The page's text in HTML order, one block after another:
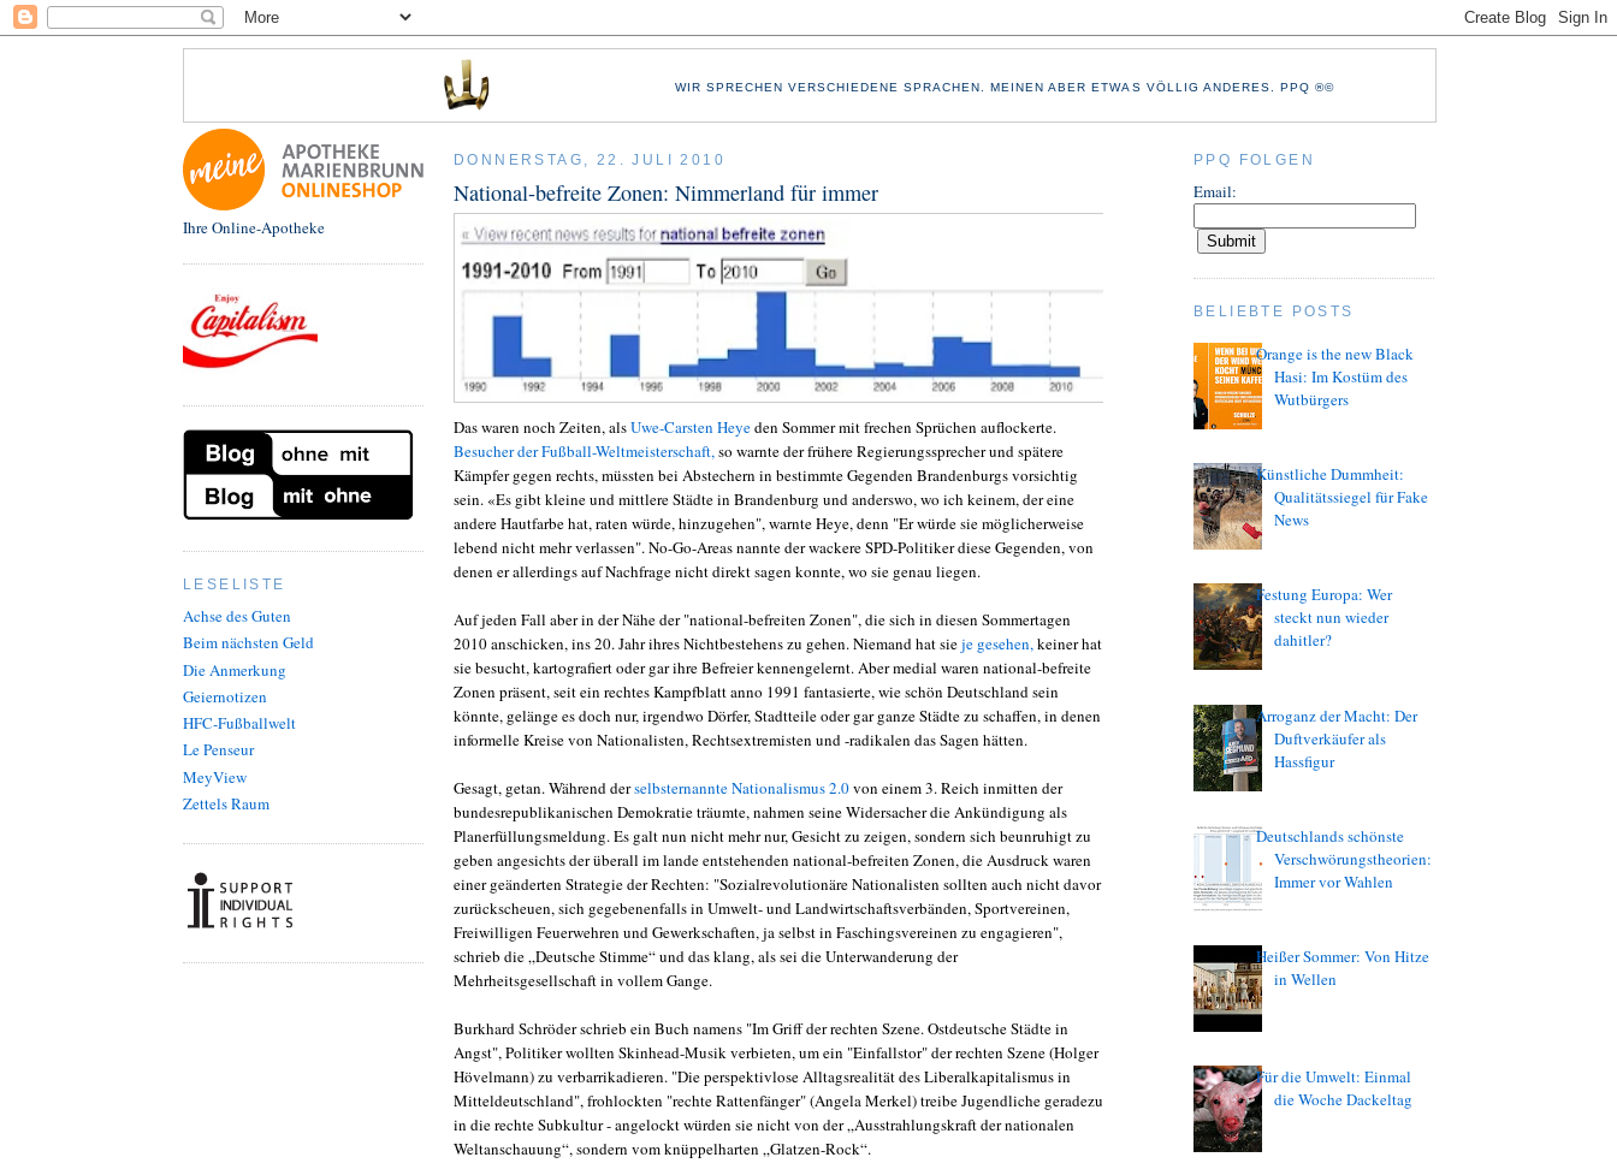
WIR SPRECHEN VERSCHIEDENE SPRACHEN. MEINEN ABER ETWAS VÖLLIG ANDERES. PPQ ®©
Ihre Online-Apotheke
LESELISTE
Achse des Guten
Beim nächsten Geld
Die Anmerkung
Geiernotizen
HFC-Fußballwelt
Le Penseur
MeyView
Zettels Raum
DONNERSTAG, 22. JULI 2010
National-befreite Zonen: Nimmerland für immer
Das waren noch Zeiten, alsUwe-Carsten Heyeden Sommer mit frechen Sprüchen auflockerte.
Besucher der Fußball-Weltmeisterschaft, so warnte der frühere Regierungssprecher und spätere
Kämpfer gegen rechts, müssten bei Abstechern in bestimmte Gegenden Brandenburgs vorsichtig
sein. «Es gibt kleine und mittlere Städte in Brandenburg und anderswo, wo ich keinem, der eine
andere Hautfarbe hat, raten würde, hinzugehen", warnte Heye, denn "Er würde sie möglicherweise
lebend nicht mehr verlassen". No-Go-Areas nannte der wackere SPD-Politiker diese Gegenden, von
denen er allerdings auf Nachfrage nicht direkt sagen konnte, wo sie genau liegen.
Auf jeden Fall aber in der Nähe der "national-befreiten Zonen", die sich in diesen Sommertagen
2010 anschicken, ins 20. Jahr ihres Nichtbestehens zu gehen. Niemand hat sieje gesehen, keiner hat
sie besucht, kartografiert oder gar ihre Befreier kennengelernt. Aber medial waren national-befreite
Zonen präsent, seit ein rechtes Kampfblatt anno 1991 fantasierte, wie schön Deutschland sein
könnte, gelänge es doch nur, irgendwo Dörfer, Stadtteile oder gar ganze Städte zu schaffen, in denen
informelle Kreise von Nationalisten, Rechtsextremisten und -radikalen das Sagen hätten.
Gesagt, getan. Während derselbsternannte Nationalismus 2.0von einem 3. Reich inmitten der
bundesrepublikanischen Demokratie träumte, nahmen seine Widersacher die Ankündigung als
Planerfüllungsmeldung. Es galt nun nicht mehr nur, Gesicht zu zeigen, sondern sich beunruhigt zu
geben angesichts der überall im lande entstehenden national-befreiten Zonen, die Ausdruck waren
einer geänderten Strategie der Rechten: "Sozialrevolutionäre Nationalisten sollten auch nicht davor
zurückscheuen, sich gegebenenfalls in Umwelt- und Landwirtschaftsverbänden, Sportvereinen,
Freiwilligen Feuerwehren und Gewerkschaften, ja selbst in Faschingsvereinen zu engagieren",
schrieb die „Deutsche Stimme“ und das klang, als sei die Unterwanderung der
Mehrheitsgesellschaft in vollem Gange.
Burkhard Schröder schrieb ein Buch namens "Im Griff der rechten Szene. Ostdeutsche Städte in
Angst", Politiker wollten Skinhead-Musik verbieten, um ein "Einfallstor" der rechten Szene (Holger
Hövelmann) zu verbarrikadieren. "Die perspektivlose Alltagsrealität des Liberalkapitalismus in
Mitteldeutschland", frohlockten "rechte Rattenfänger" (Angela Merkel) treibe Jugendliche geradezu
in die rechte Subkultur - angelockt würden sie nicht von der „Ausstrahlungskraft der nationalen
Weltanschauung“, sondern vom knüppelharten „Glatzen-Rock“.
PPQ FOLGEN
Email:
BELIEBTE POSTS
Orange is the new Black
Hasi: Im Kostüm des
Wutbürgers
Künstliche Dummheit:
Qualitätssiegel für Fake
News
Festung Europa: Wer
steckt nun wieder
dahitler?
Arroganz der Macht: Der
Duftverkäufer als
Hassfigur
Deutschlands schönste
Verschwörungstheorien:
Immer vor Wahlen
Heißer Sommer: Von Hitze
in Wellen
Für die Umwelt: Einmal
die Woche Dackeltag